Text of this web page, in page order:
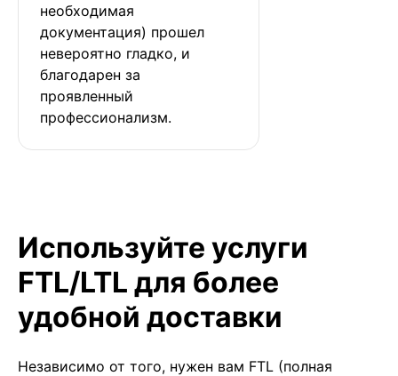
необходимая
документация) прошел
невероятно гладко, и
благодарен за
проявленный
профессионализм.
Используйте услуги
FTL/LTL для более
удобной доставки
Независимо от того, нужен вам FTL (полная